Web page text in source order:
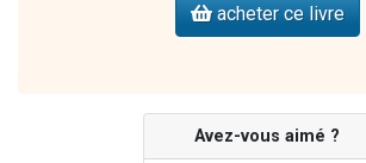
acheter ce livre
Avez-vous aimé ?